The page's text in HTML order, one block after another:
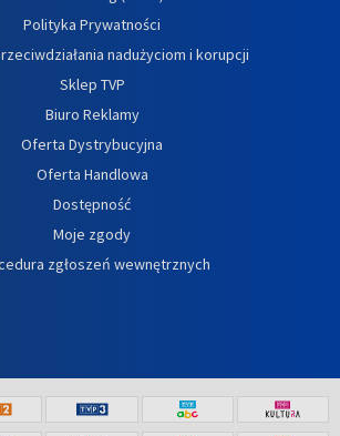
Polityka Prywatności
nadużyciom i korupcji
Sklep TVP
Biuro Reklamy
Oferta Dystrybucyjna
Oferta Handlowa
Dostępność
Moje zgody
zgłoszeń wewnętrznych